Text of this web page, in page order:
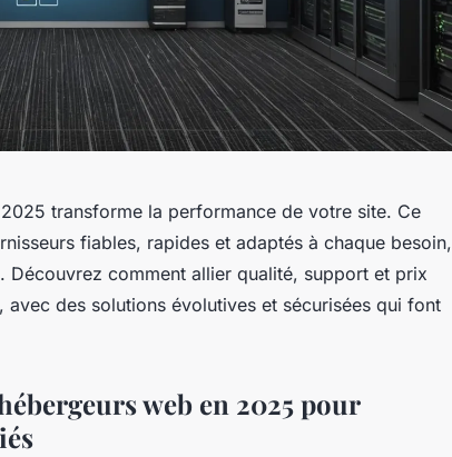
transforme la performance de votre site. Ce
fiables, rapides et adaptés à chaque besoin,
comment allier qualité, support et prix
des solutions évolutives et sécurisées qui font
web en 2025 pour